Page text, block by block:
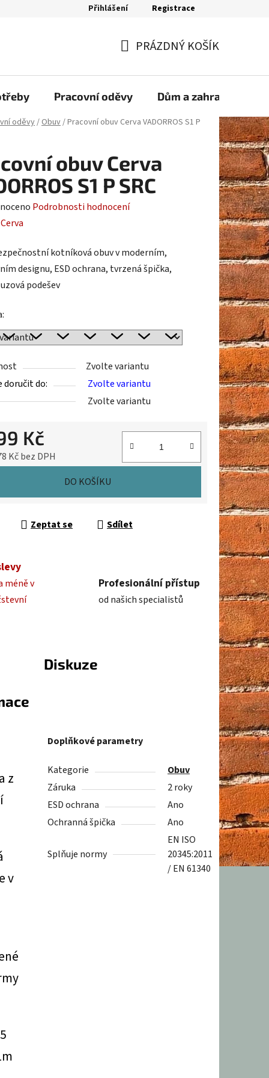
Přihlášení Registrace
KOŠÍK
PRÁZDNÝ KOŠÍK
Pracovní oděvy Dům a zahrada
oděvy/Obuv/Pracovní obuv Cerva VADORROS S1 P
obuv Cerva
S1 P SRC
Podrobnosti hodnocení
Cerva
kotníková obuv v moderním,
designu, ESD ochrana, tvrzená špička,
podešev
Zvolte variantu
doručit do:
Zvolte variantu
Zvolte variantu
Kč
Kč bez DPH
DO KOŠÍKU
Zeptat se Sdílet
méně v
Profesionální přístup
od našich specialistů
Diskuze
z
v
Doplňkové parametry
Kategorie
Obuv
Záruka
2 roky
ESD ochrana
Ano
Ochranná špička
Ano
Splňuje normy
EN ISO
20345:2011
/ EN 61340